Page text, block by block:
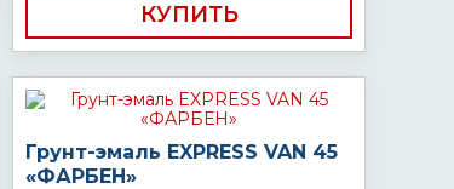
КУПИТЬ
Грунт-эмаль EXPRESS VAN 45
«ФАРБЕН»